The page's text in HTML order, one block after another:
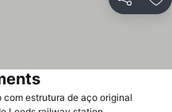
Partilhar
com estrutura de aço original